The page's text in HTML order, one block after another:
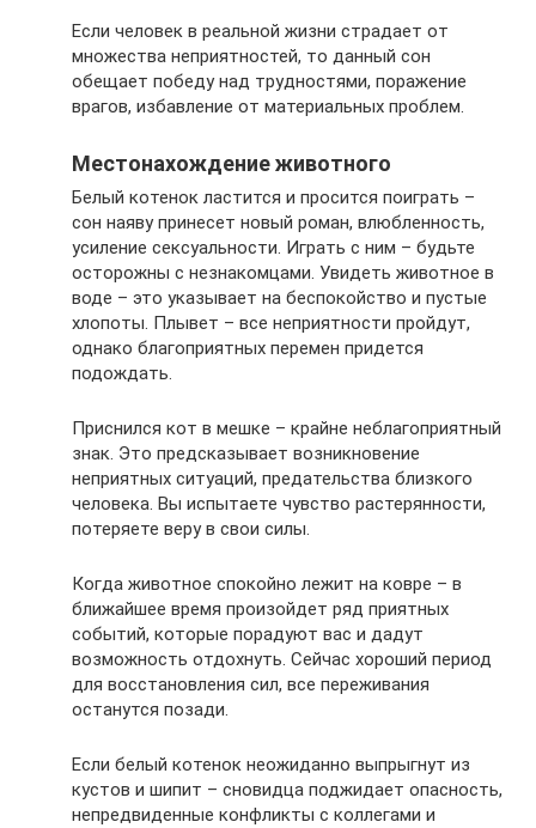
Если человек в реальной жизни страдает от
множества неприятностей, то данный сон
обещает победу над трудностями, поражение
врагов, избавление от материальных проблем.
Местонахождение животного
Белый котенок ластится и просится поиграть –
сон наяву принесет новый роман, влюбленность,
усиление сексуальности. Играть с ним – будьте
осторожны с незнакомцами. Увидеть животное в
воде – это указывает на беспокойство и пустые
хлопоты. Плывет – все неприятности пройдут,
однако благоприятных перемен придется
подождать.
Приснился кот в мешке – крайне неблагоприятный
знак. Это предсказывает возникновение
неприятных ситуаций, предательства близкого
человека. Вы испытаете чувство растерянности,
потеряете веру в свои силы.
Когда животное спокойно лежит на ковре – в
ближайшее время произойдет ряд приятных
событий, которые порадуют вас и дадут
возможность отдохнуть. Сейчас хороший период
для восстановления сил, все переживания
останутся позади.
Если белый котенок неожиданно выпрыгнут из
кустов и шипит – сновидца поджидает опасность,
непредвиденные конфликты с коллегами и